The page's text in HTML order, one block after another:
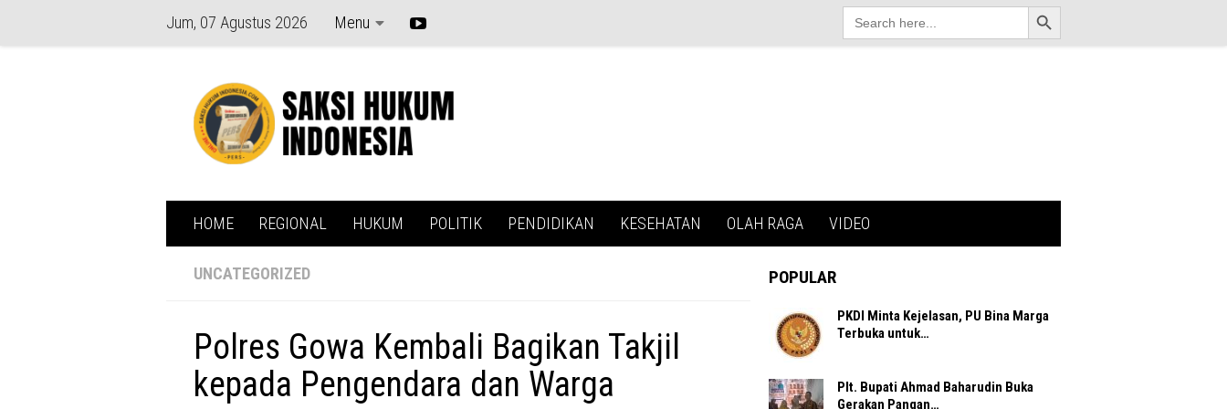
Jum, 07 Agustus 2026 Menu
Search
for:
Search Button
HOME REGIONAL HUKUM POLITIK PENDIDIKAN KESEHATAN OLAH RAGA VIDEO
UNCATEGORIZED
Polres Gowa Kembali Bagikan Takjil
kepada Pengendara dan Warga
POPULAR
PKDI Minta Kejelasan, PU Bina Marga
Terbuka untuk…
Plt. Bupati Ahmad Baharudin Buka
Gerakan Pangan…